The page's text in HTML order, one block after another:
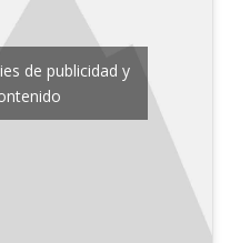
de publicidad y